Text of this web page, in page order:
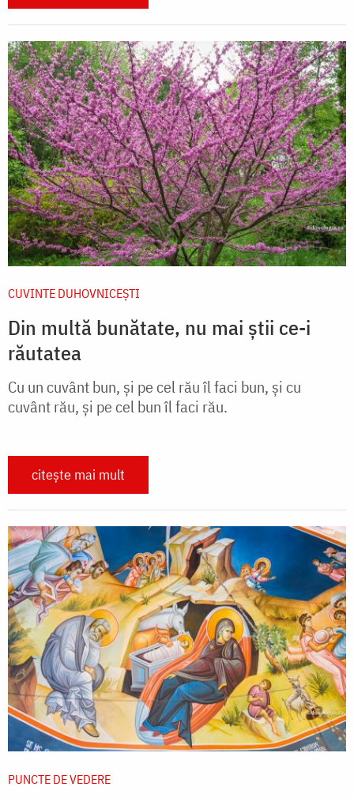
CUVINTE DUHOVNICEȘTI
Din multă bunătate, nu mai știi ce-i
răutatea
Cu un cuvânt bun, și pe cel rău îl faci bun, și cu
cuvânt rău, și pe cel bun îl faci rău.
citește mai mult
PUNCTE DE VEDERE